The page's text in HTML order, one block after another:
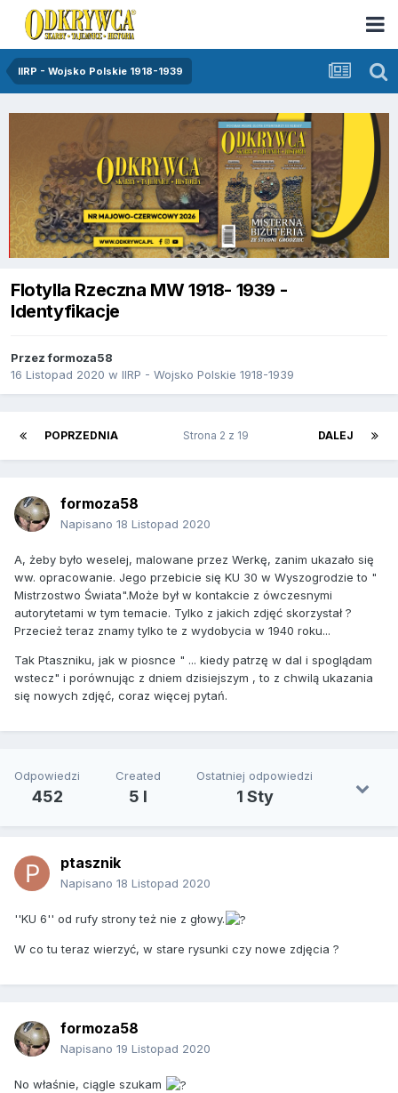
IIRP - Wojsko Polskie 1918-1939
Flotylla Rzeczna MW 1918- 1939 -
Identyfikacje
Przezformoza58
16 Listopad 2020 w IIRP - Wojsko Polskie 1918-1939
POPRZEDNIA DALEJ
Strona 2 z 19
formoza58
Napisano 18 Listopad 2020
A, żeby było weselej, malowane przez Werkę, zanim ukazało się
ww. opracowanie. Jego przebicie się KU 30 w Wyszogrodzie to "
Mistrzostwo Świata".Może był w kontakcie z ówczesnymi
autorytetami w tym temacie. Tylko z jakich zdjęć skorzystał ?
Przecież teraz znamy tylko te z wydobycia w 1940 roku...
Tak Ptaszniku, jak w piosnce " ... kiedy patrzę w dal i spoglądam
wstecz" i porównując z dniem dzisiejszym , to z chwilą ukazania
się nowych zdjęć, coraz więcej pytań.
Odpowiedzi
452
Created
5 l
Ostatniej odpowiedzi
1 Sty
ptasznik
Napisano 18 Listopad 2020
''KU 6'' od rufy strony też nie z głowy.
W co tu teraz wierzyć, w stare rysunki czy nowe zdjęcia ?
formoza58
Napisano 19 Listopad 2020
No właśnie, ciągle szukam